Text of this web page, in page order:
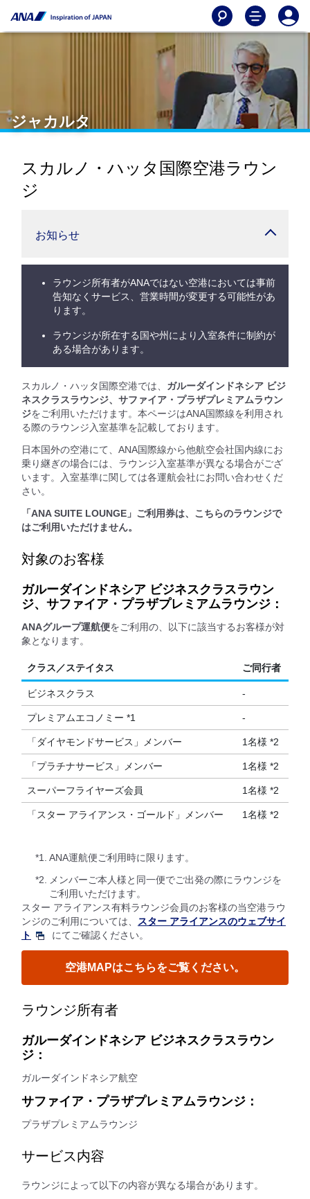
ジャカルタ
スカルノ・ハッタ国際空港ラウン
ジ
お知らせ
ラウンジ所有者がANAではない空港においては事前
告知なくサービス、営業時間が変更する可能性があ
ります。
ラウンジが所在する国や州により入室条件に制約が
ある場合があります。
スカルノ・ハッタ国際空港では、 ガルーダインドネシア ビジ
ネスクラスラウンジ、サファイア・プラザプレミアムラウン
ジをご利用いただけます。本ページはANA国際線を利用され
る際のラウンジ入室基準を記載しております。
日本国外の空港にて、ANA国際線から他航空会社国内線にお
乗り継ぎの場合には、ラウンジ入室基準が異なる場合がござ
います。入室基準に関しては各運航会社にお問い合わせくだ
さい。
「ANA SUITE LOUNGE」ご利用券は、こちらのラウンジで
はご利用いただけません。
対象のお客様
ガルーダインドネシア ビジネスクラスラウン
ジ、サファイア・プラザプレミアムラウンジ：
ANAグループ運航便をご利用の、以下に該当するお客様が対
象となります。
クラス／ステイタス ご同行者
ビジネスクラス -
プレミアムエコノミー *1 -
「ダイヤモンドサービス」メンバー 1名様 *2
「プラチナサービス」メンバー 1名様 *2
スーパーフライヤーズ会員 1名様 *2
「スター アライアンス・ゴールド」メンバー 1名様 *2
*1.
ANA運航便ご利用時に限ります。
*2.
メンバーご本人様と同一便でご出発の際にラウンジを
ご利用いただけます。
スター アライアンス有料ラウンジ会員のお客様の当空港ラウ
ンジのご利用については、
スター アライアンスのウェブサイ
ト
にてご確認ください。
空港MAPはこちらをご覧ください。
ラウンジ所有者
ガルーダインドネシア ビジネスクラスラウン
ジ：
ガルーダインドネシア航空
サファイア・プラザプレミアムラウンジ：
プラザプレミアムラウンジ
サービス内容
ラウンジによって以下の内容が異なる場合があります。